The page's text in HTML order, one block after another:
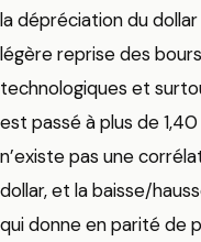
la dépréciation du
légère reprise des
technologiques et
est passé à plus de
n’existe pas une
dollar, et la baisse/
qui donne en parité de